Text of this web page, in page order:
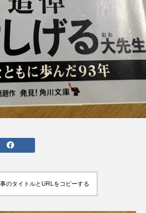
のタイトルとURLをコピーする